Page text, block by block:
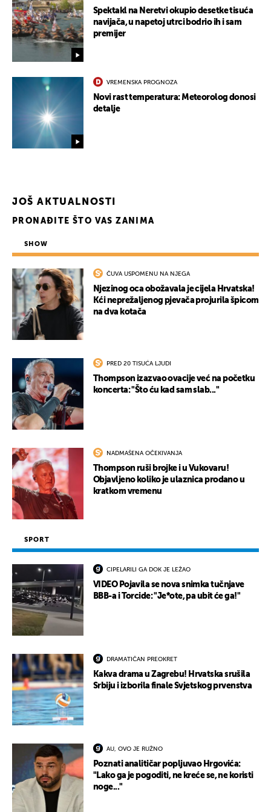
Spektakl na Neretvi okupio desetke tisuća
navijača, u napetoj utrci bodrio ih i sam
premijer
VREMENSKA PROGNOZA
Novi rast temperatura: Meteorolog donosi
detalje
JOŠ AKTUALNOSTI
PRONAĐITE ŠTO VAS ZANIMA
SHOW
ČUVA USPOMENU NA NJEGA
Njezinog oca obožavala je cijela Hrvatska!
Kći neprežaljenog pjevača projurila špicom
na dva kotača
PRED 20 TISUĆA LJUDI
Thompson izazvao ovacije već na početku
koncerta: "Što ću kad sam slab..."
NADMAŠENA OČEKIVANJA
Thompson ruši brojke i u Vukovaru!
Objavljeno koliko je ulaznica prodano u
kratkom vremenu
SPORT
CIPELARILI GA DOK JE LEŽAO
VIDEO Pojavila se nova snimka tučnjave
BBB-a i Torcide: "Je*ote, pa ubit će ga!"
DRAMATIČAN PREOKRET
Kakva drama u Zagrebu! Hrvatska srušila
Srbiju i izborila finale Svjetskog prvenstva
AU, OVO JE RUŽNO
Poznati analitičar popljuvao Hrgovića:
"Lako ga je pogoditi, ne kreće se, ne koristi
noge..."
UKLJUČITE NOTIFIKACIJE